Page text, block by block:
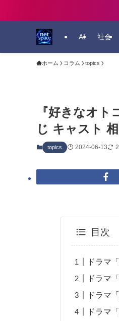
AI 社会
ホーム コラム topics
『好きなオ
じ キャスト
topics 2024-06-13
目次
ドラマ
ドラマ
ドラマ
ドラマ